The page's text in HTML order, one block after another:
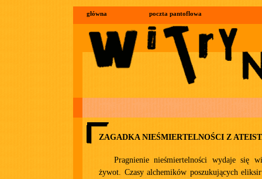
główna poczta pantoflowa
ZAGADKA NIEŚMIERTELNOŚCI Z
Pragnienie nieśmiertelności wydaje się
żywot. Czasy alchemików poszukujących